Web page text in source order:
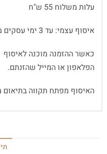
עלות משלוח 55 ש"ח
איסוף עצמי: עד 3 ימי עסקים מיום ההזמנה
כאשר ההזמנה מוכנה
הפלאפון או המייל שהזנתם.
האיסוף מפתח תקווה